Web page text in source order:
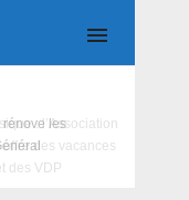
rénove les